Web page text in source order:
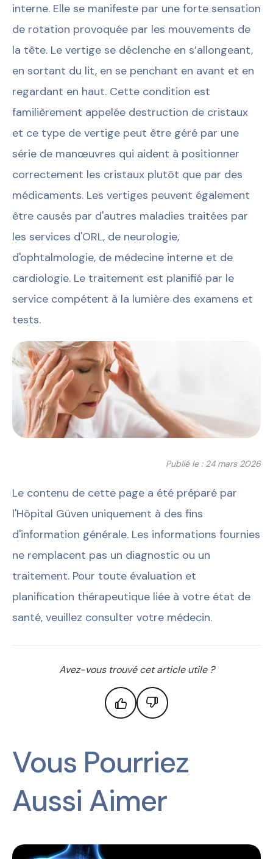
interne. Elle se manifeste par une forte sensation
de rotation provoquée par les mouvements de
la tête. Le vertige se déclenche en s’allongeant,
en sortant du lit, en se penchant en avant et en
regardant en haut. Cette condition est
familièrement appelée destruction de cristaux
et ce type de vertige peut être géré par une
série de manœuvres qui aident à positionner
correctement les cristaux plutôt que par des
médicaments. Les vertiges peuvent également
être causés par d'autres maladies traitées par
les services d'ORL, de neurologie,
d'ophtalmologie, de médecine interne et de
cardiologie. Le traitement est planifié par le
service compétent à la lumière des examens et
tests.
Publié le : 24 mars 2026
Le contenu de cette page a été préparé par
l'Hôpital Güven uniquement à des fins
d'information générale. Les informations fournies
ne remplacent pas un diagnostic ou un
traitement. Pour toute évaluation et
planification thérapeutique liée à votre état de
santé, veuillez consulter votre médecin.
Avez-vous trouvé cet article utile ?
Vous Pourriez
Aussi Aimer